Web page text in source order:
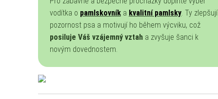
vodítka o pamlskovníka kvalitní pamlsky. Ty zlepšují
pozornost psa a motivují ho během výcviku, což
posiluje Váš vzájemný vztaha zvyšuje šanci k
novým dovednostem.